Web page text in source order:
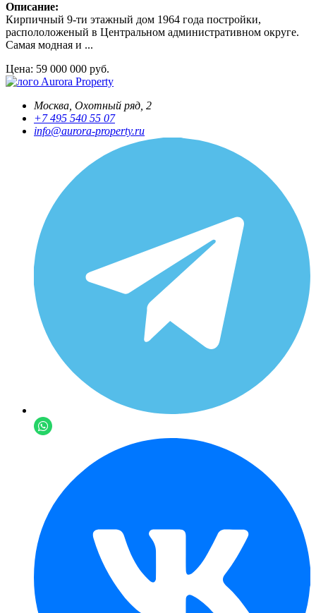
Описание:
Кирпичный 9-ти этажный дом 1964 года постройки,
распололоженый в Центральном административном округе.
Самая модная и ...
Цена: 59 000 000 руб.
Aurora Property
Москва, Охотный ряд, 2
+7 495 540 55 07
info@aurora-property.ru